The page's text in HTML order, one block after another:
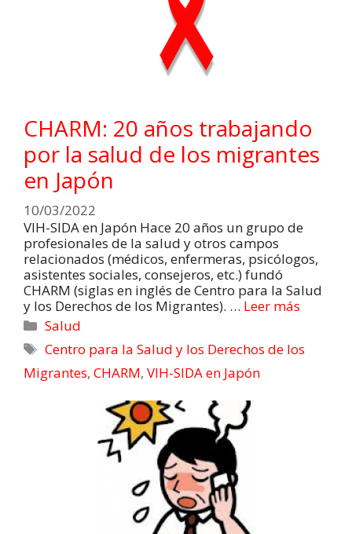
CHARM: 20 años trabajando
por la salud de los migrantes
en Japón
10/03/2022
VIH-SIDA en Japón Hace 20 años un grupo de
profesionales de la salud y otros campos
relacionados (médicos, enfermeras, psicólogos,
asistentes sociales, consejeros, etc.) fundó
CHARM (siglas en inglés de Centro para la Salud
y los Derechos de los Migrantes). … Leer más
Salud
Centro para la Salud y los Derechos de los
Migrantes, CHARM, VIH-SIDA en Japón